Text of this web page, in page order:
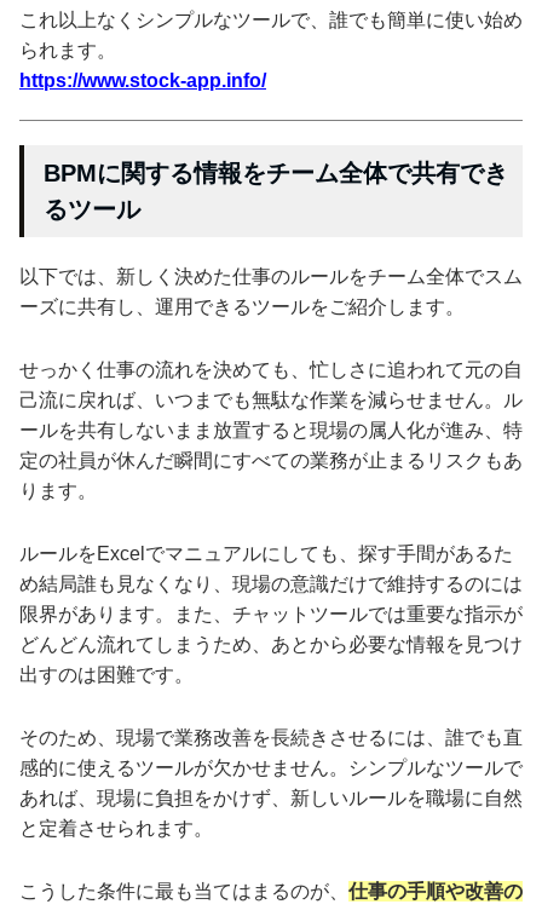
これ以上なくシンプルなツールで、誰でも簡単に使い始め
られます。
https://www.stock-app.info/
BPMに関する情報をチーム全体で共有でき
るツール
以下では、新しく決めた仕事のルールをチーム全体でスム
ーズに共有し、運用できるツールをご紹介します。
せっかく仕事の流れを決めても、忙しさに追われて元の自
己流に戻れば、いつまでも無駄な作業を減らせません。ル
ールを共有しないまま放置すると現場の属人化が進み、特
定の社員が休んだ瞬間にすべての業務が止まるリスクもあ
ります。
ルールをExcelでマニュアルにしても、探す手間があるた
め結局誰も見なくなり、現場の意識だけで維持するのには
限界があります。また、チャットツールでは重要な指示が
どんどん流れてしまうため、あとから必要な情報を見つけ
出すのは困難です。
そのため、現場で業務改善を長続きさせるには、誰でも直
感的に使えるツールが欠かせません。シンプルなツールで
あれば、現場に負担をかけず、新しいルールを職場に自然
と定着させられます。
こうした条件に最も当てはまるのが、 仕事の手順や改善の